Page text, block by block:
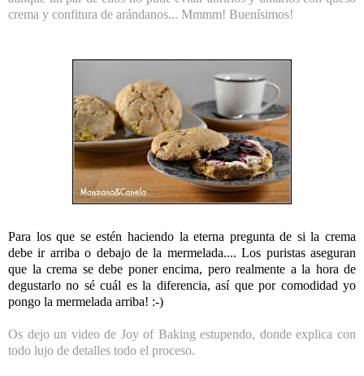
crema y confitura de arándanos... Mmmm! Buenísimos!
Para los que se estén haciendo la eterna pregunta de si la crema
debe ir arriba o debajo de la mermelada.... Los puristas aseguran
que la crema se debe poner encima, pero realmente a la hora de
degustarlo no sé cuál es la diferencia, así que por comodidad yo
pongo la mermelada arriba! :-)
Os dejo un video de Joy of Baking estupendo, donde explica con
todo lujo de detalles todo el proceso.